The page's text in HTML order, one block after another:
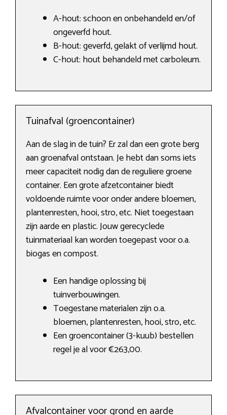
A-hout: schoon en onbehandeld en/of
ongeverfd hout.
B-hout: geverfd, gelakt of verlijmd hout.
C-hout: hout behandeld met carboleum.
Tuinafval (groencontainer)
Aan de slag in de tuin? Er zal dan een grote berg
aan groenafval ontstaan. Je hebt dan soms iets
meer capaciteit nodig dan de reguliere groene
container. Een grote afzetcontainer biedt
voldoende ruimte voor onder andere bloemen,
plantenresten, hooi, stro, etc. Niet toegestaan
zijn aarde en plastic. Jouw gerecyclede
tuinmateriaal kan worden toegepast voor o.a.
biogas en compost.
Een handige oplossing bij
tuinverbouwingen.
Toegestane materialen zijn o.a.
bloemen, plantenresten, hooi, stro, etc.
Een groencontainer (3-kuub) bestellen
regel je al voor €263,00.
Afvalcontainer voor grond en aarde